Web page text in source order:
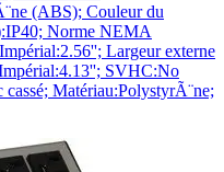
(ABS); Couleur du
Norme NEMA
Largeur externe
SVHC:No
Matériau:PolystyrÃ¨ne;